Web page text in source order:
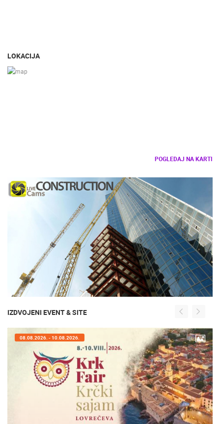
LOKACIJA
POGLEDAJ NA KARTI
IZDVOJENI EVENT & SITE
08.08.2026. - 10.08.2026.